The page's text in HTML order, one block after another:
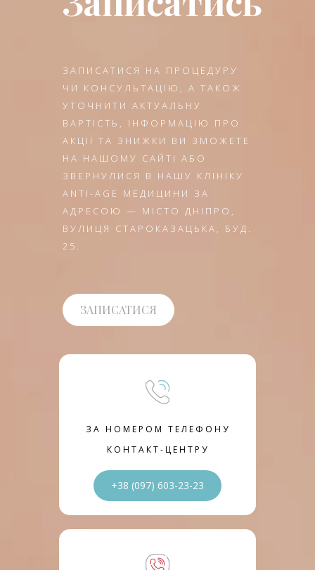
ЗАПИСАТИСЯ НА ПРОЦЕДУРУ
ЧИ КОНСУЛЬТАЦІЮ, А ТАКОЖ
УТОЧНИТИ АКТУАЛЬНУ
ВАРТІСТЬ, ІНФОРМАЦІЮ ПРО
АКЦІЇ ТА ЗНИЖКИ ВИ ЗМОЖЕТЕ
НА НАШОМУ САЙТІ АБО
ЗВЕРНУЛИСЯ В НАШУ КЛІНІКУ
ANTI-AGE МЕДИЦИНИ ЗА
АДРЕСОЮ — МІСТО ДНІПРО,
ВУЛИЦЯ СТАРОКАЗАЦЬКА, БУД.
25.
ЗАПИСАТИСЯ
ЗА НОМЕРОМ ТЕЛЕФОНУ
КОНТАКТ-ЦЕНТРУ
+38 (097) 603-23-23